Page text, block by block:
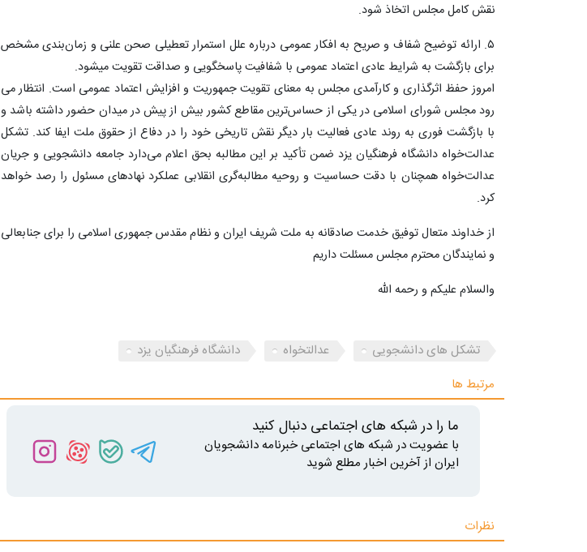
نقش کامل مجلس اتخاذ شود.
۵. ارائه توضیح شفاف و صریح به افکار عمومی درباره علل استمرار تعطیلی صحن علنی و زمان‌بندی مشخص
برای بازگشت به شرایط عادی اعتماد عمومی با شفافیت پاسخگویی و صداقت تقویت میشود.
امروز حفظ اثرگذاری و کارآمدی مجلس به معنای تقویت جمهوریت و افزایش اعتماد عمومی است. انتظار می
رود مجلس شورای اسلامی در یکی از حساس‌ترین مقاطع کشور بیش از پیش در میدان حضور داشته باشد و
با بازگشت فوری به روند عادی فعالیت بار دیگر نقش تاریخی خود را در دفاع از حقوق ملت ایفا کند. تشکل
عدالت‌خواه دانشگاه فرهنگیان یزد ضمن تأکید بر این مطالبه بحق اعلام می‌دارد جامعه دانشجویی و جریان
عدالت‌خواه همچنان با دقت حساسیت و روحیه مطالبه‌گری انقلابی عملکرد نهادهای مسئول را رصد خواهد
کرد.
از خداوند متعال توفیق خدمت صادقانه به ملت شریف ایران و نظام مقدس جمهوری اسلامی را برای جنابعالی
و نمایندگان محترم مجلس مسئلت داریم
والسلام علیکم و رحمه الله
تشکل های دانشجویی عدالتخواه
دانشگاه فرهنگیان یزد
مرتبط ها
ما را در شبکه های اجتماعی دنبال کنید
با عضویت در شبکه های اجتماعی خبرنامه دانشجویان
ایران از آخرین اخبار مطلع شوید
نظرات